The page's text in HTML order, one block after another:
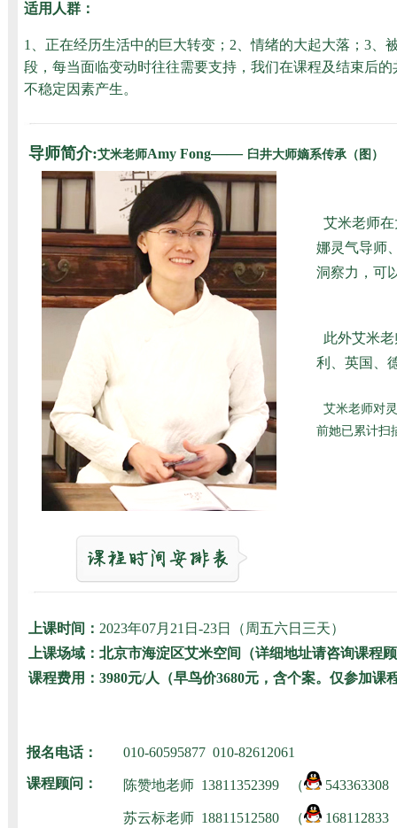
适用人群：
1、正在经历生活中的巨大转变；2、情绪的大起大落；3
段，每当面临变动时往往需要支持，我们在课程及结束后
不稳定因素产生。
导师简介:艾米老师Amy Fong—— 臼井大师嫡系传承（图）
艾米老师
娜灵气导师
洞察力，可
此外艾米
利、英国、
艾米老师对
前她已累计扫
上课时间： 2023年07月21日-23日（周五六日三天）
上课场域：北京市海淀区艾米空间（详细地址请咨询课程
课程费用： 3980元/人（早鸟价3680元，含个案。仅参加课
报名电话： 010-60595877 010-82612061
课程顾问： 陈赞地老师 13811352399 （
苏云标老师 18811512580 （